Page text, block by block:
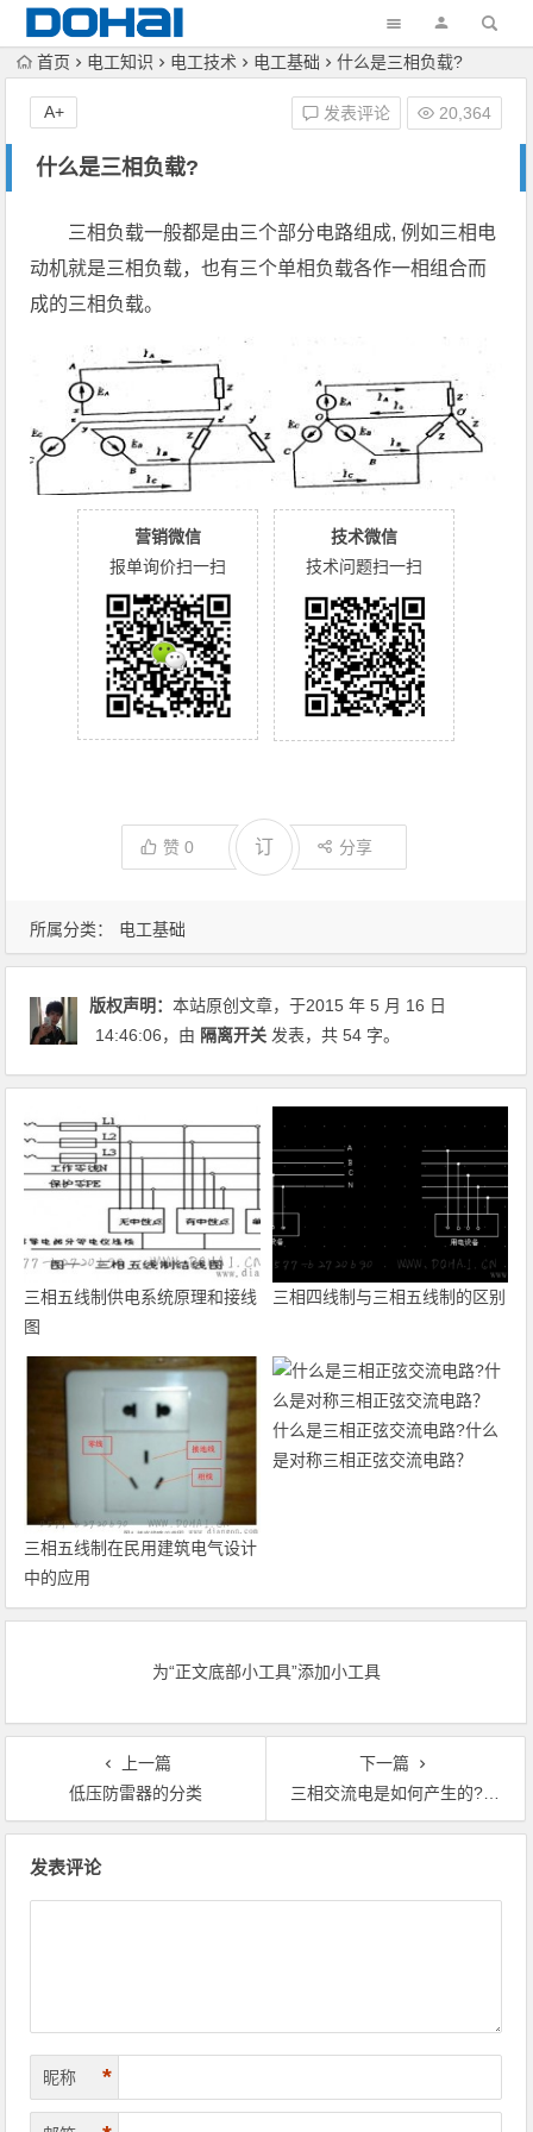
首页 电工知识 电工技术 电工基础 什么是三相负载?
什么是三相负载?
发表评论 20,364
A+
所属分类： 电工基础
三相负载一般都是由三个部分电路组成, 例如三相电
动机就是三相负载，也有三个单相负载各作一相组合而
成的三相负载。
营销微信
报单询价扫一扫
技术微信
技术问题扫一扫
赞0 订 分享
版权声明：本站原创文章，于2015 年 5 月 16 日
14:46:06，由 隔离开关 发表，共 54 字。
三相五线制供电系统原理和接线
图
三相四线制与三相五线制的区别
三相五线制在民用建筑电气设计
中的应用
什么是三相正弦交流电路?什么
是对称三相正弦交流电路？
为“正文底部小工具”添加小工具
上一篇
低压防雷器的分类
下一篇
三相交流电是如何产生的?三相交流电的产生原理
发表评论
昵称 *